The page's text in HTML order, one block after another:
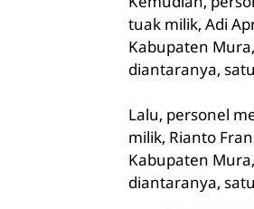
tuak milik, Adi
Kabupaten
diantaranya,
Lalu, personel
milik, Rianto
Kabupaten
diantaranya,